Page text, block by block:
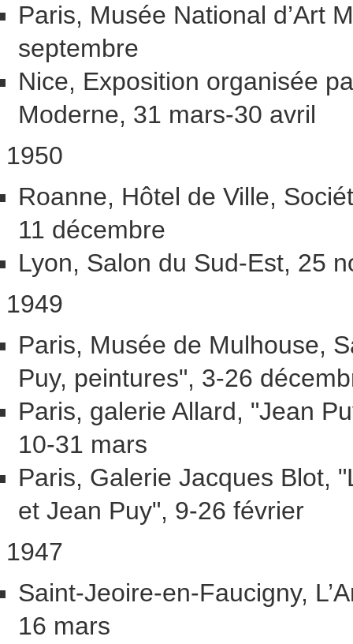
Paris, Musée National d’Art
septembre
Nice, Exposition organisée
Moderne, 31 mars-30 avril
1950
Roanne, Hôtel de Ville,
11 décembre
Lyon, Salon du Sud-Est, 25
1949
Paris, Musée de Mulhouse,
Puy, peintures", 3-26
Paris, galerie Allard, "Jean
10-31 mars
Paris, Galerie Jacques Blot,
et Jean Puy", 9-26 février
1947
Saint-Jeoire-en-Faucigny,
16 mars